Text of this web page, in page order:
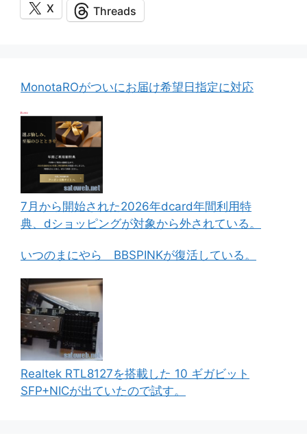
X Threads
MonotaROがついにお届け希望日指定に対応
7月から開始された2026年dcard年間利用特
典、dショッピングが対象から外されている。
いつのまにやら BBSPINKが復活している。
Realtek RTL8127を搭載した 10 ギガビット
SFP+NICが出ていたので試す。